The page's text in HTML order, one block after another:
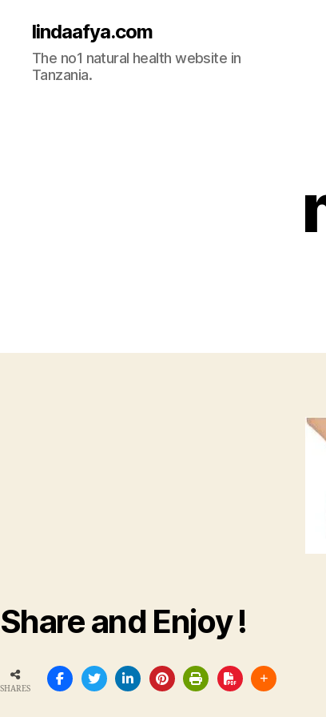
lindaafya.com
The no1 natural health website in
Tanzania.
Share and Enjoy !
SHARES